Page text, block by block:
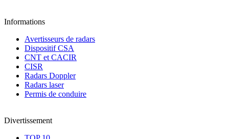
Informations
Avertisseurs de radars
Dispositif CSA
CNT et CACIR
CISR
Radars Doppler
Radars laser
Permis de conduire
Divertissement